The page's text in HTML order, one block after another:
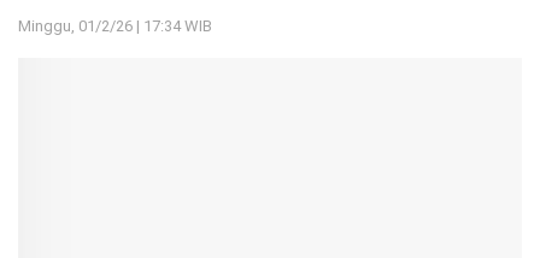
Minggu, 01/2/26 | 17:34 WIB